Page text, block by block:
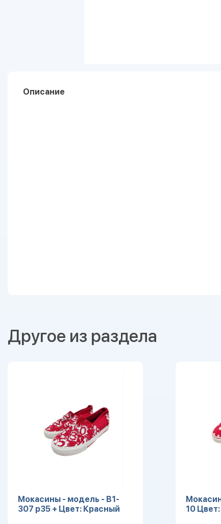
Описание
Другое из раздела
Мокасины - модель - B1-
307 р35 + Цвет: Красный
10